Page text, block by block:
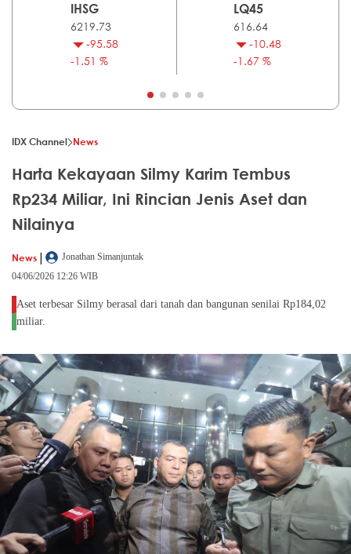
IHSG
6219.73
-95.58
-1.51 %
LQ45
616.64
-10.48
-1.67 %
IDX Channel News
Harta Kekayaan Silmy Karim Tembus
Rp234 Miliar, Ini Rincian Jenis Aset dan
Nilainya
News |
Jonathan Simanjuntak
04/06/2026 12:26 WIB
Aset terbesar Silmy berasal dari tanah dan bangunan senilai Rp184,02
miliar.